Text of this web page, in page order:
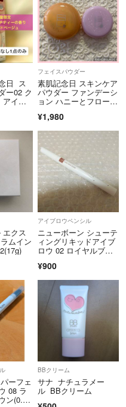
発送致します。
◍)。✧𝒕𝒉𝒂𝒏𝒌 𝒚𝒐𝒖
日 ス
ー02 ク
アイス
フェイスパウダー
素肌記念日 スキンケア
パウダー ファンデーシ
ョン ハニーとフローラ
¥1,980
クス
ムイン
アイブロウペンシル
ニューボーン シューテ
ィングリキッドアイブ
ロウ 02 ロイヤルブラ
¥900
ーフェ
08 ラ
ン(0.4
BBクリーム
サナ ナチュラメー
ル BBクリーム